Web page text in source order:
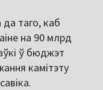
таго, каб
на 90 млрд
ў бюджэт
камітэту